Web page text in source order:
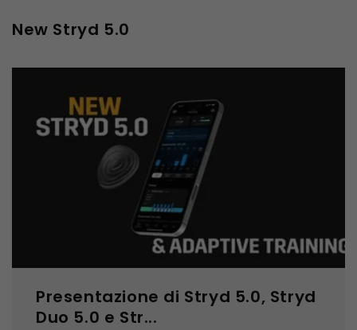
New Stryd 5.0
Presentazione di Stryd 5.0, Stryd
Duo 5.0 e Str...